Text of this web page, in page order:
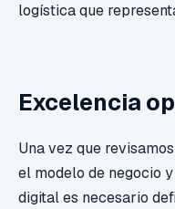
logística que
Excelencia
Una vez que
el modelo de negocio
digital es necesario